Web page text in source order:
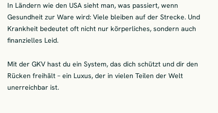
In Ländern wie den USA sieht man, was passiert, wenn
Gesundheit zur Ware wird: Viele bleiben auf der Strecke. Und
Krankheit bedeutet oft nicht nur körperliches, sondern auch
finanzielles Leid.
Mit der GKV hast du ein System, das dich schützt und dir den
Rücken freihält – ein Luxus, der in vielen Teilen der Welt
unerreichbar ist.